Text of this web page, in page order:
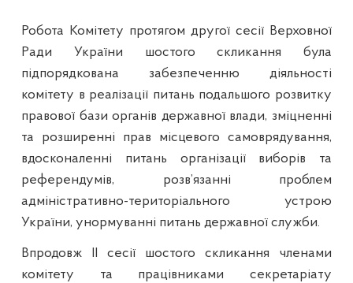
Робота Комітету протягом другої сесії Верховної
Ради України шостого скликання була
підпорядкована забезпеченню діяльності
комітету в реалізації питань подальшого розвитку
правової бази органів державної влади, зміцненні
та розширенні прав місцевого самоврядування,
вдосконаленні питань організації виборів та
референдумів, розв’язанні проблем
адміністративно-територіального устрою
України, унормуванні питань державної служби.
Впродовж
сесії шостого скликання членами
комітету та працівниками секретаріату